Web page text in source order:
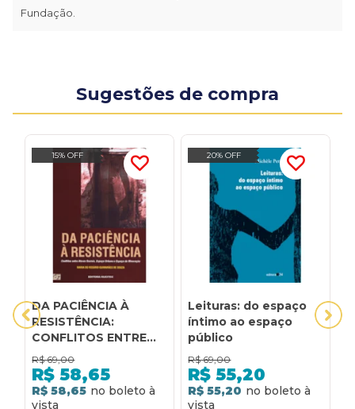
Fundação.
Sugestões de compra
15% OFF
DA PACIÊNCIA À
RESISTÊNCIA:
CONFLITOS ENTRE
ATORES SOCIAIS,
ESPAÇO URBANO E
ESPAÇO DE
MINERAÇÃO
R$ 69,00
R$ 58,65
R$ 58,65
20% OFF
Leituras: do espaço
íntimo ao espaço
público
R$ 69,00
R$ 55,20
R$ 55,20